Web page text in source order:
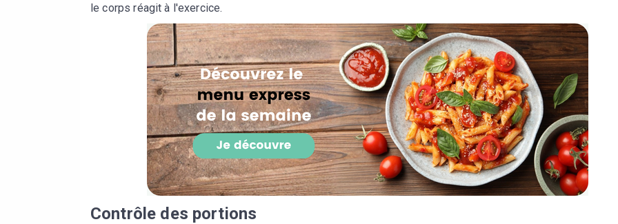
le corps réagit à l'exercice.
Contrôle des portions